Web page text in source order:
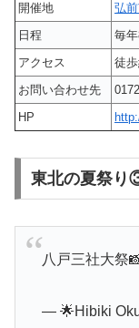
開催地
弘
日程
毎
アクセス
徒
お問い合わせ先
HP
東北の夏祭り
八戸三社大祭
— 🌟Hibiki